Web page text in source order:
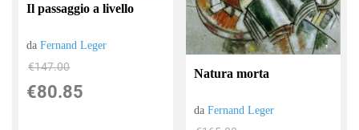
Il passaggio a livello
daFernand Leger
€147.00
€80.85
Natura morta
daFernand Leger